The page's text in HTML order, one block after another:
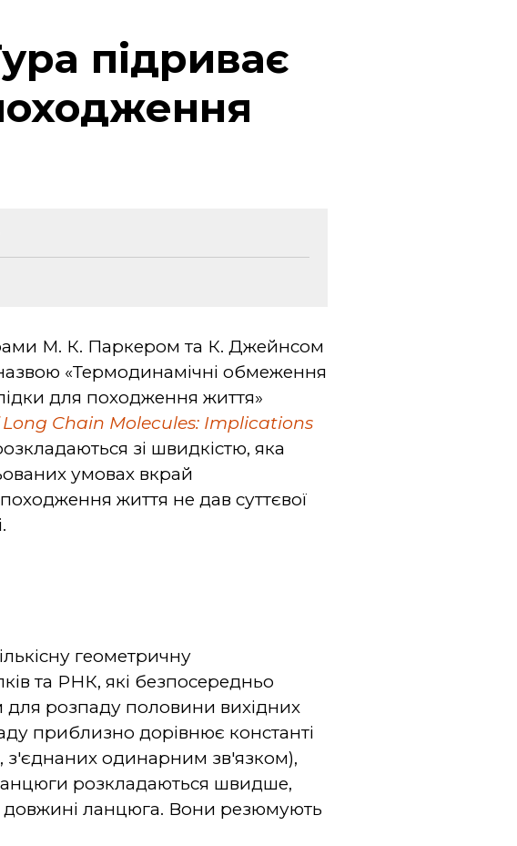
підриває
М. К. Паркером та К. Джейнсом
«Термодинамічні обмеження
для походження життя»
Chain Molecules: Implications
зі швидкістю, яка
умовах вкрай
життя не дав суттєвої
геометричну
та РНК, які безпосередньо
для розпаду половини вихідних
приблизно дорівнює константі
з'єднаних одинарним зв'язком),
розкладаються швидше,
ланцюга. Вони резюмують